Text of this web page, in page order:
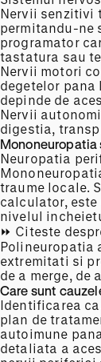
Nervii senzitivi
permitandu-ne
programator
tastatura sau
Nervii motori
degetelor
depinde de
Nervii
digestia,
Neuropatia
traume locale.
calculator, este
nivelul
⏩ Citeste
Polineuropatia
extremitati si
de a merge, de
Care sunt
Identificarea
plan de
autoimune
detaliata a